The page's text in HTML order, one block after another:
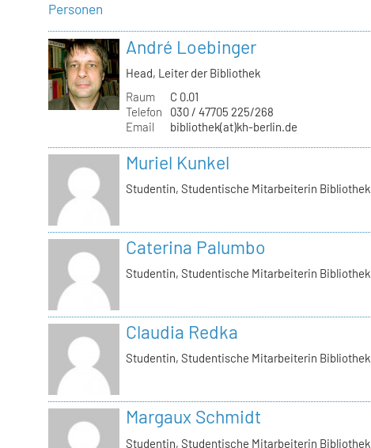
Personen
André Loebinger
Head, Leiter der Bibliothek
Raum
C 0.01
Telefon
030 / 47705 225/268
Email
bibliothek(at)kh-berlin.de
Muriel Kunkel
Studentin, Studentische Mitarbeiterin Bibliothek
Caterina Palumbo
Studentin, Studentische Mitarbeiterin Bibliothek
Claudia Redka
Studentin, Studentische Mitarbeiterin Bibliothek
Margaux Schmidt
Studentin, Studentische Mitarbeiterin Bibliothek